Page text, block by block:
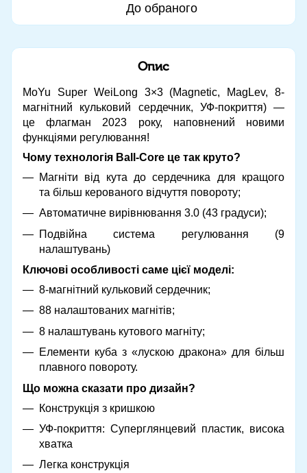
До обраного
Опис
MoYu Super WeiLong 3×3 (Magnetic, MagLev, 8-
магнітний кульковий сердечник, УФ-покриття) —
це флагман 2023 року, наповнений новими
функціями регулювання!
Чому технологія Ball-Core це так круто?
Магніти від кута до сердечника для кращого
та більш керованого відчуття повороту;
Автоматичне вирівнювання 3.0 (43 градуси);
Подвійна система регулювання (9
налаштувань)
Ключові особливості саме цієї моделі:
8-магнітний кульковий сердечник;
88 налаштованих магнітів;
8 налаштувань кутового магніту;
Елементи куба з «лускою дракона» для більш
плавного повороту.
Що можна сказати про дизайн?
Конструкція з кришкою
УФ-покриття: Суперглянцевий пластик, висока
хватка
Легка конструкція